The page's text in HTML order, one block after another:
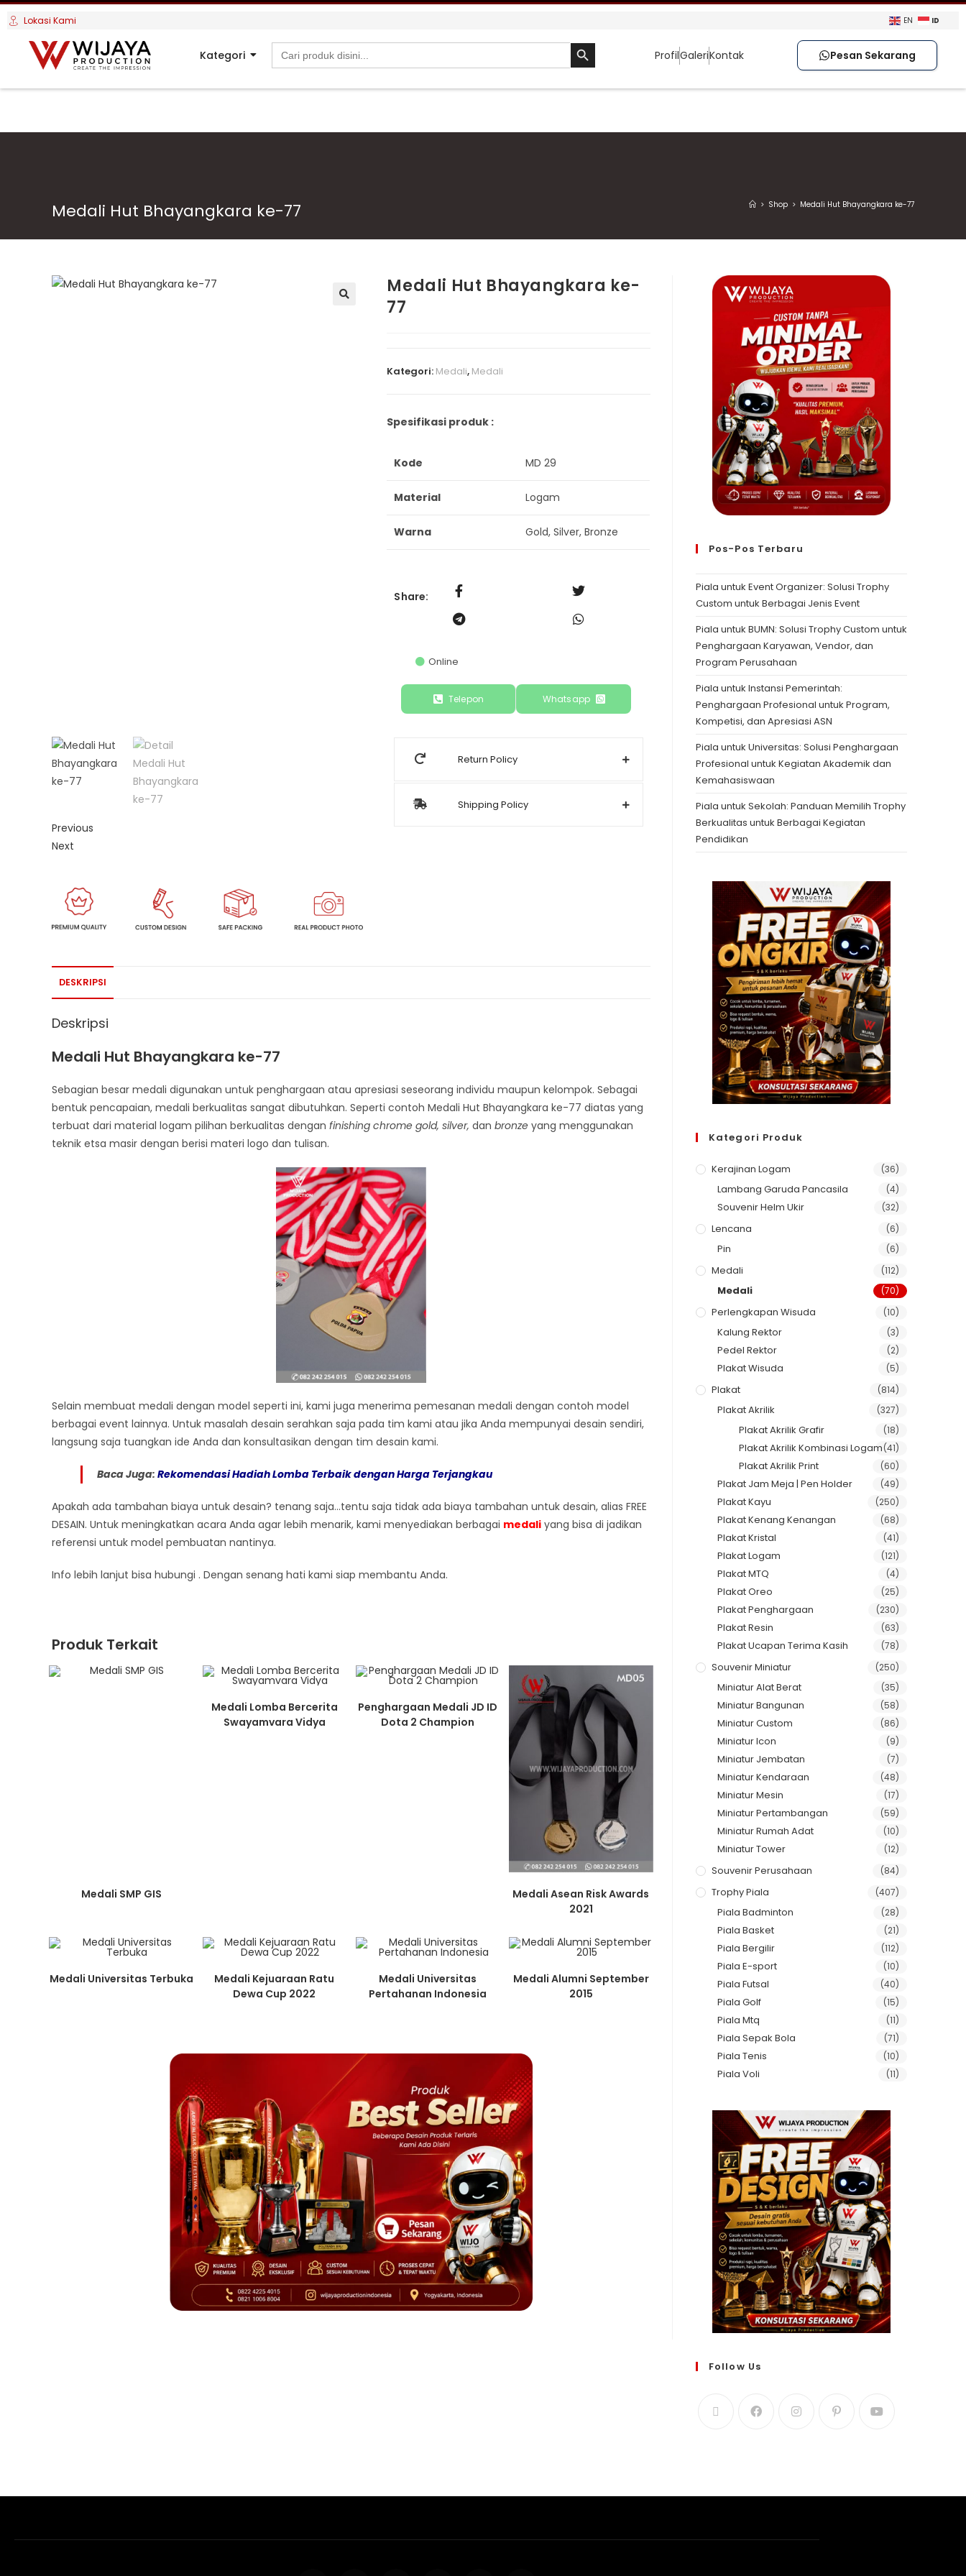
Lokasi Kami EN ID
Kategori
Search
for:
SEARCH BUTTON
ProfilGaleriKontak Pesan Sekarang
Medali Hut Bhayangkara ke-77 > Shop > Medali Hut Bhayangkara ke-77
Previous
Next
Medali Hut Bhayangkara ke-
77
Kategori: Medali, Medali
Spesifikasi produk :
Kode MD 29
Material Logam
Warna Gold, Silver, Bronze
Share:
Online
Telepon Whatsapp
Return Policy
Shipping Policy
DESKRIPSI
Deskripsi
Medali Hut Bhayangkara ke-77
Sebagian besar medali digunakan untuk penghargaan atau apresiasi seseorang individu maupun kelompok. Sebagai
bentuk pencapaian, medali berkualitas sangat dibutuhkan. Seperti contoh Medali Hut Bhayangkara ke-77 diatas yang
terbuat dari material logam pilihan berkualitas dengan finishing chrome gold, silver, dan bronze yang menggunakan
teknik etsa masir dengan berisi materi logo dan tulisan.
Selain membuat medali dengan model seperti ini, kami juga menerima pemesanan medali dengan contoh model
berbagai event lainnya. Untuk masalah desain serahkan saja pada tim kami atau jika Anda mempunyai desain sendiri,
langsung saja tuangkan ide Anda dan konsultasikan dengan tim desain kami.
Baca Juga: Rekomendasi Hadiah Lomba Terbaik dengan Harga Terjangkau
Apakah ada tambahan biaya untuk desain? tenang saja…tentu saja tidak ada biaya tambahan untuk desain, alias FREE
DESAIN. Untuk meningkatkan acara Anda agar lebih menarik, kami menyediakan berbagai medali yang bisa di jadikan
referensi untuk model pembuatan nantinya.
Info lebih lanjut bisa hubungi . Dengan senang hati kami siap membantu Anda.
Produk Terkait
Medali SMP GIS
Medali Lomba Bercerita
Swayamvara Vidya
Penghargaan Medali JD ID
Dota 2 Champion
Medali Asean Risk Awards
2021
Medali Universitas Terbuka
Medali Kejuaraan Ratu
Dewa Cup 2022
Medali Universitas
Pertahanan Indonesia
Medali Alumni September
2015
Pos-Pos Terbaru
Piala untuk Event Organizer: Solusi Trophy
Custom untuk Berbagai Jenis Event
Piala untuk BUMN: Solusi Trophy Custom untuk
Penghargaan Karyawan, Vendor, dan
Program Perusahaan
Piala untuk Instansi Pemerintah:
Penghargaan Profesional untuk Program,
Kompetisi, dan Apresiasi ASN
Piala untuk Universitas: Solusi Penghargaan
Profesional untuk Kegiatan Akademik dan
Kemahasiswaan
Piala untuk Sekolah: Panduan Memilih Trophy
Berkualitas untuk Berbagai Kegiatan
Pendidikan
Kategori Produk
Kerajinan Logam (36)
Lambang Garuda Pancasila (4)
Souvenir Helm Ukir (32)
Lencana (6)
Pin (6)
Medali (112)
Medali (70)
Perlengkapan Wisuda (10)
Kalung Rektor (3)
Pedel Rektor (2)
Plakat Wisuda (5)
Plakat (814)
Plakat Akrilik (327)
Plakat Akrilik Grafir (18)
Plakat Akrilik Kombinasi Logam(41)
Plakat Akrilik Print (60)
Plakat Jam Meja | Pen Holder (49)
Plakat Kayu (250)
Plakat Kenang Kenangan (68)
Plakat Kristal (41)
Plakat Logam (121)
Plakat MTQ (4)
Plakat Oreo (25)
Plakat Penghargaan (230)
Plakat Resin (63)
Plakat Ucapan Terima Kasih (78)
Souvenir Miniatur (250)
Miniatur Alat Berat (35)
Miniatur Bangunan (58)
Miniatur Custom (86)
Miniatur Icon (9)
Miniatur Jembatan (7)
Miniatur Kendaraan (48)
Miniatur Mesin (17)
Miniatur Pertambangan (59)
Miniatur Rumah Adat (10)
Miniatur Tower (12)
Souvenir Perusahaan (84)
Trophy Piala (407)
Piala Badminton (28)
Piala Basket (21)
Piala Bergilir (112)
Piala E-sport (10)
Piala Futsal (40)
Piala Golf (15)
Piala Mtq (11)
Piala Sepak Bola (71)
Piala Tenis (10)
Piala Voli (11)
Follow Us
Create The Impression